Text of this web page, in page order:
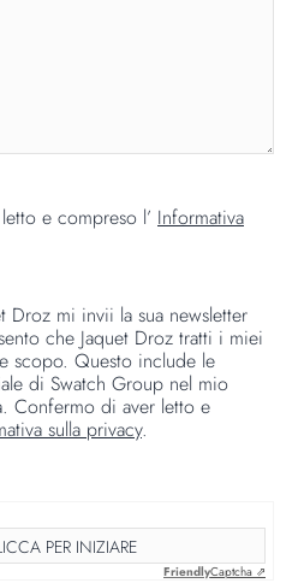
e compreso l’ Informativa
Droz mi invii la sua newsletter
che Jaquet Droz tratti i miei
scopo. Questo include le
di Swatch Group nel mio
Confermo di aver letto e
sulla privacy.
PER INIZIARE
FriendlyCaptcha ⇗